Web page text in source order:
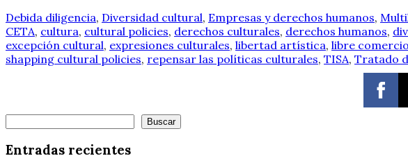
Debida diligencia, Diversidad cultural, Empresas y derechos humanos,
CETA, cultura, cultural policies, derechos culturales, derechos humanos,
excepción cultural, expresiones culturales, libertad artística, libre comercio
shapping cultural policies, repensar las políticas culturales, TISA, Tratado
Buscar
Entradas recientes